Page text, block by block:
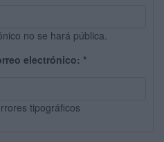
no se hará pública.
electrónico: *
tipográficos